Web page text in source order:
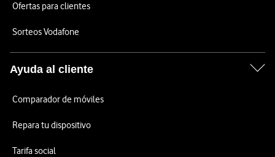
Ofertas para clientes
Sorteos Vodafone
Ayuda al cliente
Comparador de móviles
Repara tu dispositivo
Tarifa social